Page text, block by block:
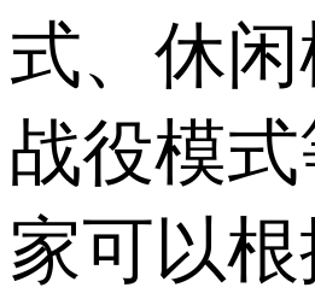
式、休闲
战役模
家可以